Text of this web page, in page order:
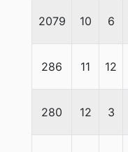
2079 10 6
286 11 12
280 12 3